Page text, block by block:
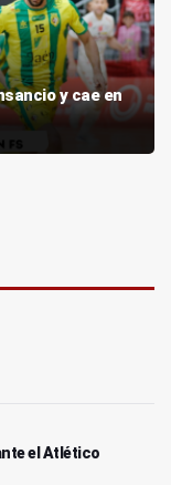
y cae en
el Atlético